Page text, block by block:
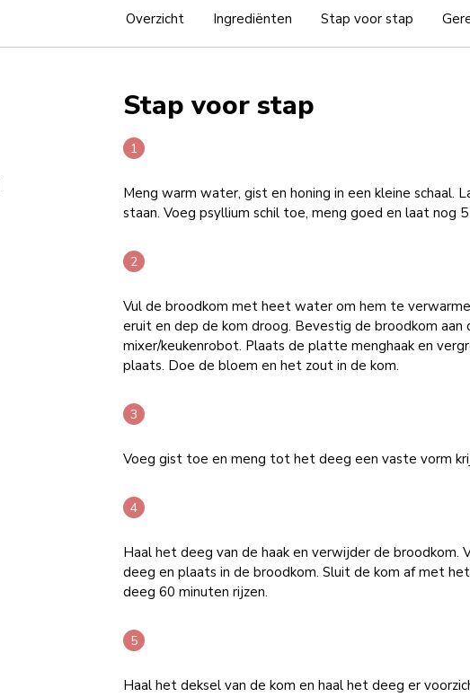
Overzicht Ingrediënten Stap voor stap
Stap voor stap
Meng warm water, gist en honing in een kleine schaal.
staan. Voeg psyllium schil toe, meng goed en laat nog
Vul de broodkom met heet water om hem te
eruit en dep de kom droog. Bevestig de broodkom aan
mixer/keukenrobot. Plaats de platte menghaak en
plaats. Doe de bloem en het zout in de kom.
Voeg gist toe en meng tot het deeg een vaste vorm
Haal het deeg van de haak en verwijder de broodkom.
deeg en plaats in de broodkom. Sluit de kom af met
deeg 60 minuten rijzen.
Haal het deksel van de kom en haal het deeg er